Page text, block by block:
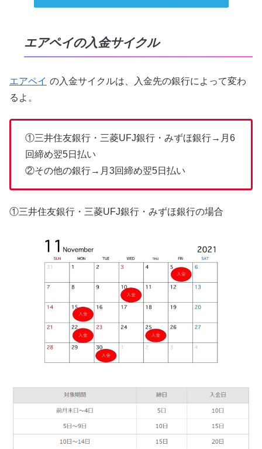
エアペイの入金サイクル
エアペイ の入金サイクルは、入金先の銀行によって変わ
るよ。
①三井住友銀行・三菱UFJ銀行・みずほ銀行→月6
回締め翌5日払い
②その他の銀行→月3回締め翌5日払い
①三井住友銀行・三菱UFJ銀行・みずほ銀行の場合